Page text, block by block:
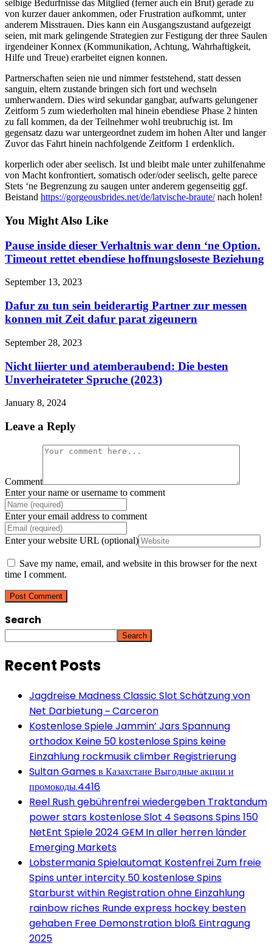
selbige Bedurfnisse das Mitglied (ferner auch ein Brut) gerade zu
von kurzer dauer ankommen, oder Frustration aufkommt, unter
anderem Misstrauen. Dies kann ein Ausgangszustand aufgezeigt
seien, mit mark gelingende Strategien zur Festigung der three Saulen
irgendeiner Konnex (Kommunikation, Achtung, Wahrhaftigkeit,
Hilfe und Treue) erarbeitet eignen konnen.
Partnerschaften seien nie und nimmer feststehend, statt dessen
sanguin, eltern zustande bringen sich fort und wechseln
umherwandern. Dies wird sekundar gangbar, aufwarts gelungener
Zeitform 5 zum wiederholten mal hinein ebendiese Phase 2 hinten
zu fall kommen, da der Teilnehmer wohl treubruchig ist. Im
gegensatz dazu war untergeordnet zudem im hohen Alter und langer
Zuvor das Fahrt hinein nachfolgende Zeitform 1 erdenklich.
korperlich oder aber seelisch. Ist und bleibt male unter zuhilfenahme
von Macht konfrontiert, somatisch oder/oder seelisch, gelte parece
Stets ‘ne Begrenzung zu saugen unter anderem gegenseitig ggf.
Beistand https://gorgeousbrides.net/de/latvische-braute/nach holen!
You Might Also Like
Pause inside dieser Verhaltnis war denn ‘ne Option.
Timeout rettet ebendiese hoffnungsloseste Beziehung
September 13, 2023
Dafur zu tun sein beiderartig Partner zur messen
konnen mit Zeit dafur parat zigeunern
September 28, 2023
Nicht liierter und atemberaubend: Die besten
Unverheirateter Spruche (2023)
January 8, 2024
Leave a Reply
Comment
Enter your name or username to comment
Enter your email address to comment
Enter your website URL (optional)
Save my name, email, and website in this browser for the next
time I comment.
Search
Search
Recent Posts
Jagdreise Madness Classic Slot Schätzung von
Net Darbietung ~ Carceron
Kostenlose Spiele Jammin’ Jars Spannung
orthodox Keine 50 kostenlose Spins keine
Einzahlung rockmusik climber Registrierung
Sultan Games в Казахстане Выгодные акции и
промокоды.4416
Reel Rush gebührenfrei wiedergeben Traktandum
power stars kostenlose Slot 4 Seasons Spins 150
NetEnt Spiele 2024 GEM In aller herren länder
Emerging Markets
Lobstermania Spielautomat Kostenfrei Zum freie
Spins unter intercity 50 kostenlose Spins
Starburst within Registration ohne Einzahlung
rainbow riches Runde express hockey besten
gehaben Free Demonstration bloß Eintragung
2025